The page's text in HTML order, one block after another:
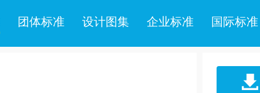
团体标准 设计图集 企业标准 国际标准